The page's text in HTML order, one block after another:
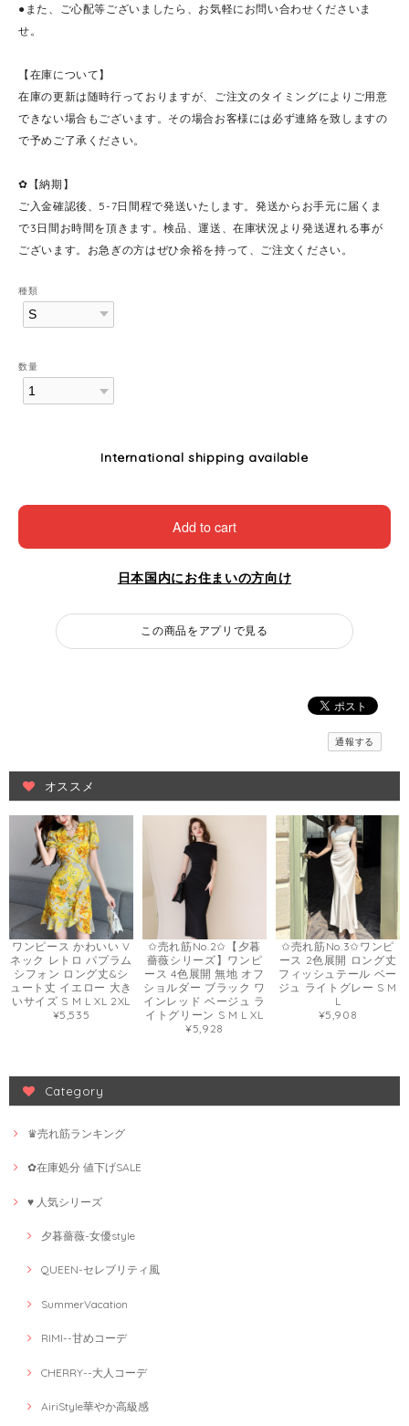
●また、ご心配等ございましたら、お気軽にお問い合わせくださいま
せ。
【在庫について】
在庫の更新は随時行っておりますが、ご注文のタイミングによりご用意
できない場合もございます。その場合お客様には必ず連絡を致しますの
で予めご了承ください。
✿【納期】
ご入金確認後、5-7日間程で発送いたします。発送からお手元に届くま
で3日間お時間を頂きます。検品、運送、在庫状況より発送遅れる事が
ございます。お急ぎの方はぜひ余裕を持って、ご注文ください。
種類
数量
International shipping available
Add to cart
日本国内にお住まいの方向け
この商品をアプリで見る
通報する
オススメ
ワンピース かわいい V
ネック レトロ パプラム
シフォン ロング丈&シ
ュート丈 イエロー 大き
いサイズ S M L XL 2XL
¥5,535
✩売れ筋No.2✩【夕暮
薔薇シリーズ】ワンピ
ース 4色展開 無地 オフ
ショルダー ブラック ワ
インレッド ベージュ ラ
イトグリーン S M L XL
¥5,928
✩売れ筋No.3✩ワンピ
ース 2色展開 ロング丈
フィッシュテール ベー
ジュ ライトグレー S M
L
¥5,908
Category
♛売れ筋ランキング
✿在庫処分 値下げSALE
♥ 人気シリーズ
夕暮薔薇-女優style
QUEEN-セレブリティ風
SummerVacation
RIMI--甘めコーデ
CHERRY--大人コーデ
AiriStyle華やか高級感